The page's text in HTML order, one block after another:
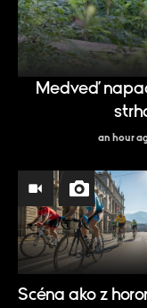
Medveď
an hour
Scéna ako z